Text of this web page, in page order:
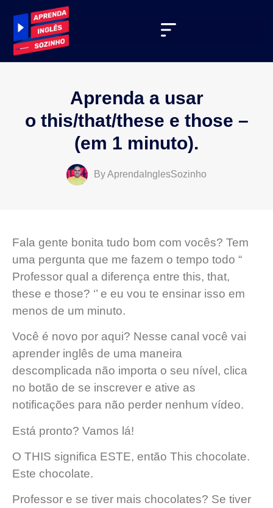
Aprenda a usar
o this/that/these e those –
(em 1 minuto).
ByAprendaInglesSozinho
Fala gente bonita tudo bom com vocês? Tem
uma pergunta que me fazem o tempo todo “
Professor qual a diferença entre this, that,
these e those? ‘’ e eu vou te ensinar isso em
menos de um minuto.
Você é novo por aqui? Nesse canal você vai
aprender inglês de uma maneira
descomplicada não importa o seu nível, clica
no botão de se inscrever e ative as
notificações para não perder nenhum vídeo.
Está pronto? Vamos lá!
O THIS significa ESTE, então This chocolate.
Este chocolate.
Professor e se tiver mais chocolates? Se tiver